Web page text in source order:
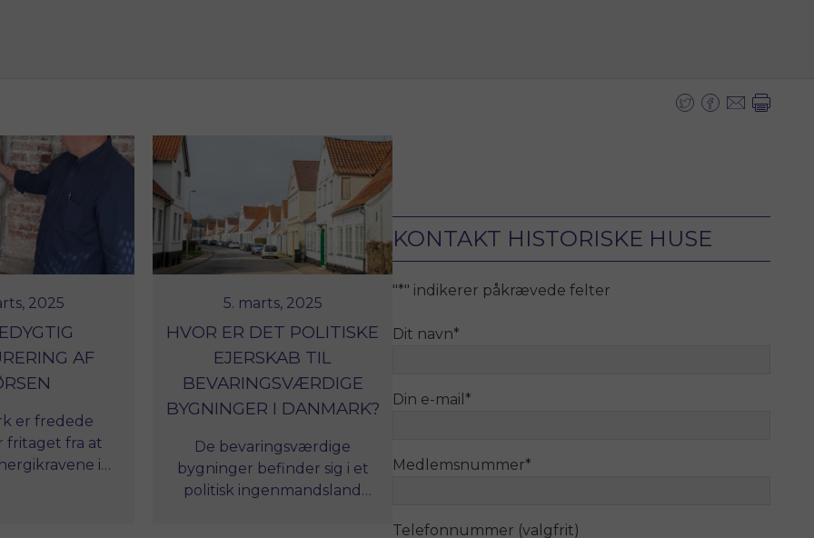
2025
AF
er fredede
fritaget fra at
i
5. marts, 2025
HVOR ER DET POLITISKE
EJERSKAB TIL
BEVARINGSVÆRDIGE
BYGNINGER I DANMARK?
De bevaringsværdige
bygninger befinder sig i et
politisk ingenmandsland
KONTAKT HISTORISKE HUSE
"*" indikerer påkrævede felter
Dit navn*
Din e-mail *
Medlemsnummer*
Telefonnummer (valgfrit)